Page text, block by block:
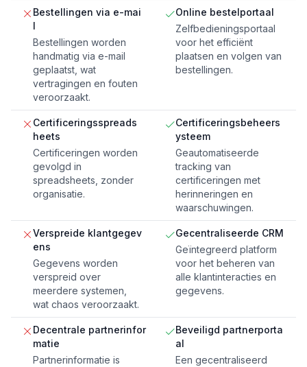
Bestellingen via e-mai
l
Bestellingen worden
handmatig via e-mail
geplaatst, wat
vertragingen en fouten
veroorzaakt.
Online bestelportaal
Zelfbedieningsportaal
voor het efficiënt
plaatsen en volgen van
bestellingen.
Certificeringsspreads
heets
Certificeringen worden
gevolgd in
spreadsheets, zonder
organisatie.
Certificeringsbeheers
ysteem
Geautomatiseerde
tracking van
certificeringen met
herinneringen en
waarschuwingen.
Verspreide klantgegev
ens
Gegevens worden
verspreid over
meerdere systemen,
wat chaos veroorzaakt.
Gecentraliseerde CRM
Geïntegreerd platform
voor het beheren van
alle klantinteracties en
gegevens.
Decentrale partnerinfor
matie
Partnerinformatie is
Beveiligd partnerporta
al
Een gecentraliseerd